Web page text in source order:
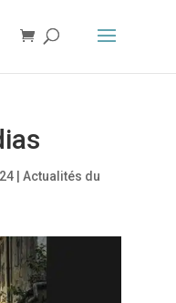
| Actualités du